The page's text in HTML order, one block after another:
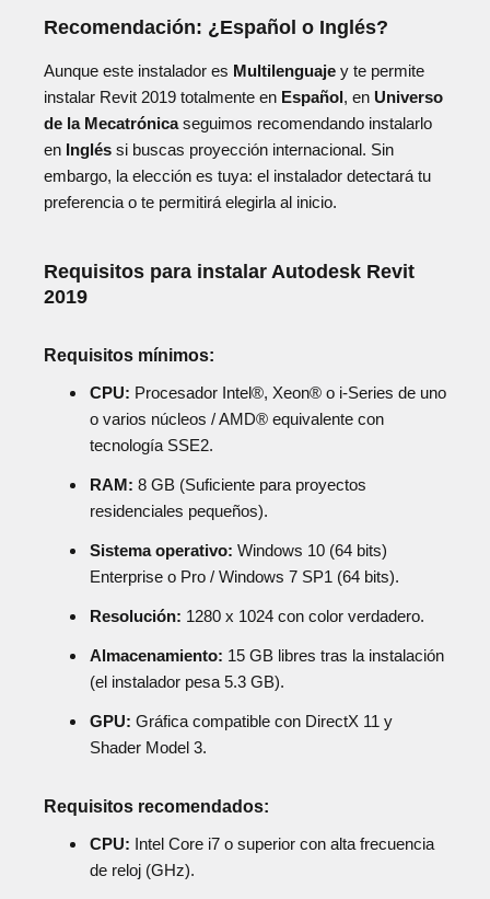
Recomendación: ¿Español o Inglés?
Aunque este instalador es Multilenguaje y te permite
instalar Revit 2019 totalmente en Español, en Universo
de la Mecatrónicaseguimos recomendando instalarlo
en Inglés si buscas proyección internacional. Sin
embargo, la elección es tuya: el instalador detectará tu
preferencia o te permitirá elegirla al inicio.
Requisitos para instalar Autodesk Revit
2019
Requisitos mínimos:
CPU: Procesador Intel®, Xeon® o i-Series de uno
o varios núcleos / AMD® equivalente con
tecnología SSE2.
RAM: 8 GB (Suficiente para proyectos
residenciales pequeños).
Sistema operativo: Windows 10 (64 bits)
Enterprise o Pro / Windows 7 SP1 (64 bits).
Resolución: 1280 x 1024 con color verdadero.
Almacenamiento: 15 GB libres tras la instalación
(el instalador pesa 5.3 GB).
GPU: Gráfica compatible con DirectX 11 y
Shader Model 3.
Requisitos recomendados:
CPU: Intel Core i7 o superior con alta frecuencia
de reloj (GHz).